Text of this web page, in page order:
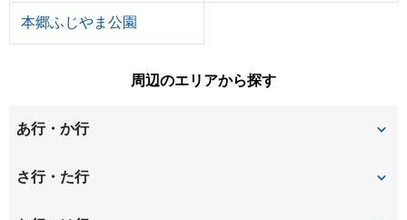
本郷ふじやま公園
周辺のエリアから探す
あ行・か行
飯島町
今泉
さ行・た行